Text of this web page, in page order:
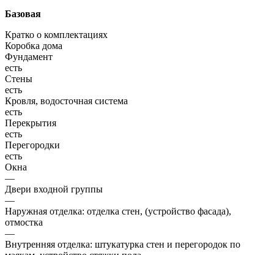
Базовая
Кратко о комплектациях
Коробка дома
Фундамент
есть
Стены
есть
Кровля, водосточная система
есть
Перекрытия
есть
Перегородки
есть
Окна
—
Двери входной группы
—
Наружная отделка: отделка стен, (устройство фасада),
отмостка
—
Внутренняя отделка: штукатурка стен и перегородок по